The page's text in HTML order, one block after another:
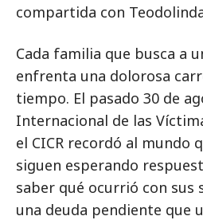
compartida con
Cada familia que busca a
enfrenta una dolorosa
tiempo. El pasado 30 de
Internacional de las
el CICR recordó al mundo
siguen esperando
saber qué ocurrió con sus
una deuda pendiente que